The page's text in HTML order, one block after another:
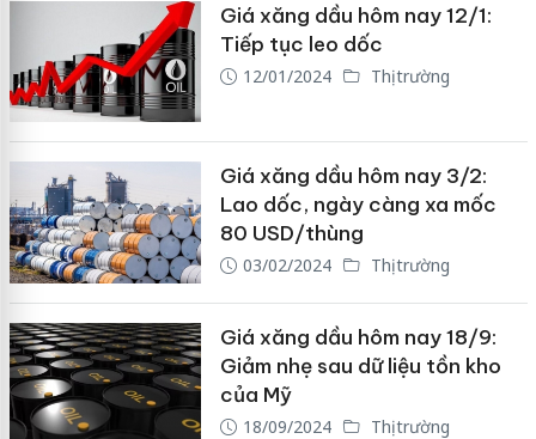
Giá xăng dầu hôm nay 12/1:
Tiếp tục leo dốc
12/01/2024 Thị trường
Giá xăng dầu hôm nay 3/2:
Lao dốc, ngày càng xa mốc
80 USD/thùng
03/02/2024 Thị trường
Giá xăng dầu hôm nay 18/9:
Giảm nhẹ sau dữ liệu tồn kho
của Mỹ
18/09/2024 Thị trường